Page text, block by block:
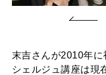
末吉さんが2010年
シェルジュ講座は現